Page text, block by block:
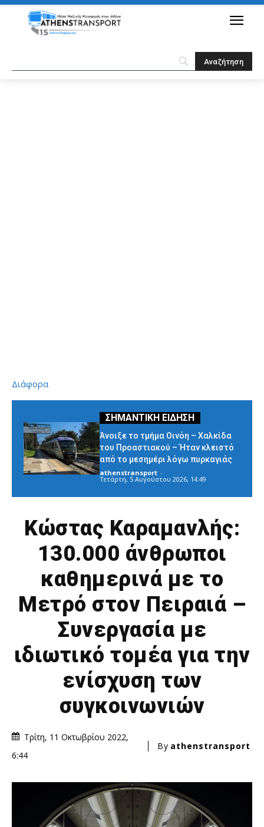
Διάφορα
Άνοιξε το τμήμα Οινόη – Χαλκίδα
του Προαστιακού – Ήταν κλειστό
από το μεσημέρι λόγω πυρκαγιάς
athenstransport -
Τετάρτη, 5 Αυγούστου 2026, 14:49
Κώστας Καραμανλής:
130.000 άνθρωποι
καθημερινά με το
Μετρό στον Πειραιά –
Συνεργασία με
ιδιωτικό τομέα για την
ενίσχυση των
συγκοινωνιών
Τρίτη, 11 Οκτωβρίου 2022,
6:44
By athenstransport